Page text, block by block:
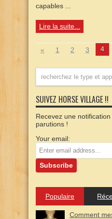
capables ...
Lire la suite...
« 1 2 3 4
SUIVEZ HORSE VILLAGE !!
Recevez une
parutions !
Your email:
Populaire
Comment